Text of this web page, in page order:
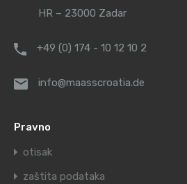
HR – 23000 Zadar
+49 (0) 174 - 10 12 10 2
info@maasscroatia.de
Pravno
otisak
zaštita podataka